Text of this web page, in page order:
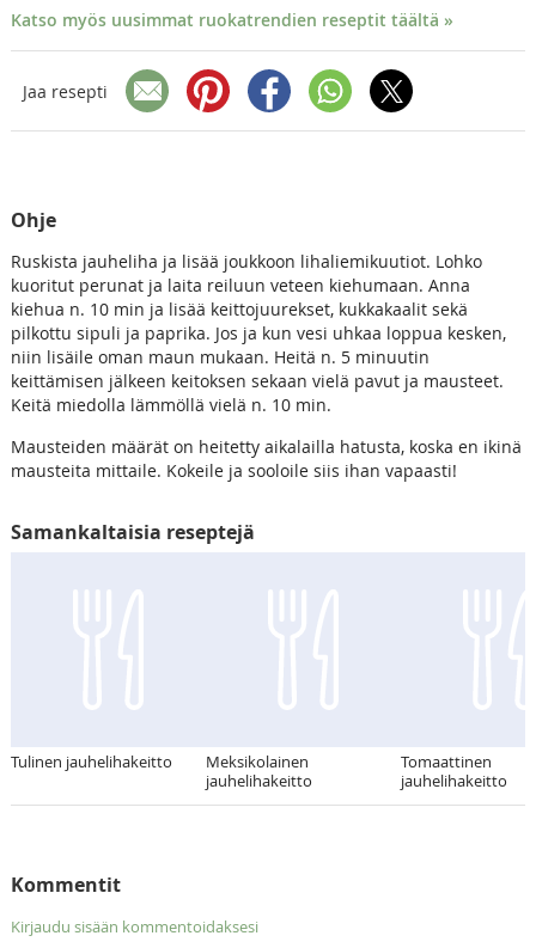
Katso myös uusimmat ruokatrendien reseptit täältä »
Jaa resepti
Ohje
Ruskista jauheliha ja lisää joukkoon lihaliemikuutiot. Lohko
kuoritut perunat ja laita reiluun veteen kiehumaan. Anna
kiehua n. 10 min ja lisää keittojuurekset, kukkakaalit sekä
pilkottu sipuli ja paprika. Jos ja kun vesi uhkaa loppua kesken,
niin lisäile oman maun mukaan. Heitä n. 5 minuutin
keittämisen jälkeen keitoksen sekaan vielä pavut ja mausteet.
Keitä miedolla lämmöllä vielä n. 10 min.
Mausteiden määrät on heitetty aikalailla hatusta, koska en ikinä
mausteita mittaile. Kokeile ja sooloile siis ihan vapaasti!
Samankaltaisia reseptejä
Tulinen jauhelihakeitto
Meksikolainen
jauhelihakeitto
Tomaattinen
jauhelihakeitto
Kommentit
Kirjaudu sisään kommentoidaksesi